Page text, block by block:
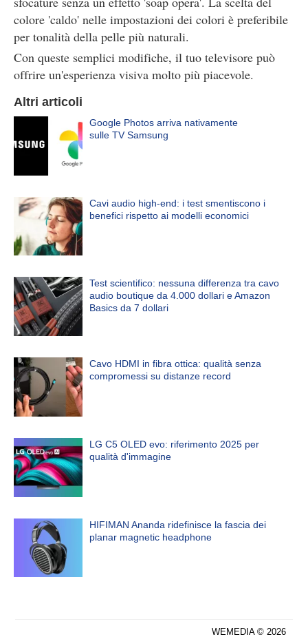
colore 'caldo' nelle impostazioni dei colori è preferibile
per tonalità della pelle più naturali.
Con queste semplici modifiche, il tuo televisore può
offrire un'esperienza visiva molto più piacevole.
Altri articoli
Google Photos arriva nativamente
sulle TV Samsung
Cavi audio high-end: i test smentiscono i
benefici rispetto ai modelli economici
Test scientifico: nessuna differenza tra cavo
audio boutique da 4.000 dollari e Amazon
Basics da 7 dollari
Cavo HDMI in fibra ottica: qualità senza
compromessi su distanze record
LG C5 OLED evo: riferimento 2025 per
qualità d'immagine
HIFIMAN Ananda ridefinisce la fascia dei
planar magnetic headphone
WEMEDIA © 2026